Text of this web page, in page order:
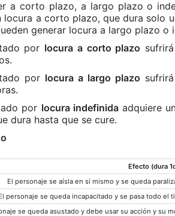
a corto plazo, a largo plazo o
locura a corto plazo, que dura solo
generar locura a largo plazo o
por locura a corto plazo
por locura a largo plazo
por locura indefinida adquiere
dura hasta que se cure.
Efecto (dura
El personaje se aísla en sí mismo y se queda
personaje se queda incapacitado y se pasa todo
se queda asustado y debe usar su acción y su